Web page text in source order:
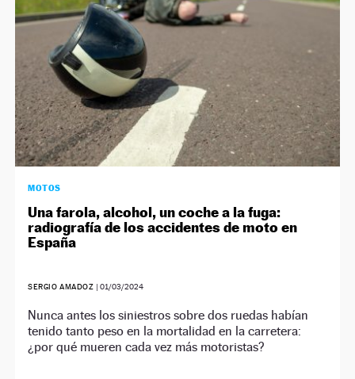
MOTOS
Una farola, alcohol, un coche a la fuga:
radiografía de los accidentes de moto en
España
SERGIO AMADOZ |01/03/2024
Nunca antes los siniestros sobre dos ruedas habían
tenido tanto peso en la mortalidad en la carretera:
¿por qué mueren cada vez más motoristas?